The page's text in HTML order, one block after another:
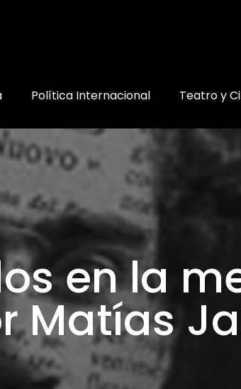
Política Internacional Teatro y
en la
Matías